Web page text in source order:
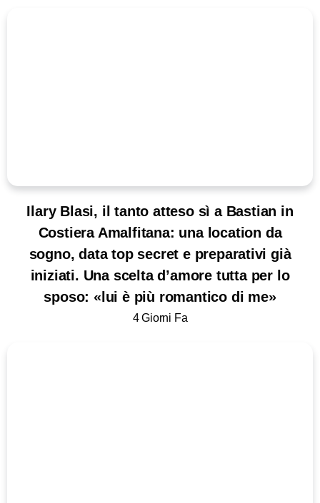
Ilary Blasi, il tanto atteso sì a Bastian in
Costiera Amalfitana: una location da
sogno, data top secret e preparativi già
iniziati. Una scelta d’amore tutta per lo
sposo: «lui è più romantico di me»
4 Giorni Fa